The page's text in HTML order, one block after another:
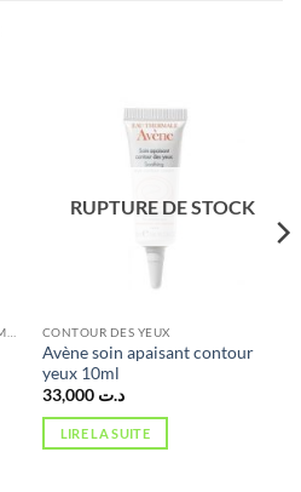
RUPTURE DE STOCK
CONTOUR DES YEUX
Avène soin apaisant contour
yeux 10ml
د.ت 33,000
LIRE LA SUITE